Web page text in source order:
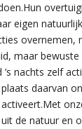
eigen
overnemen,
maar
nachts zelf
daarvan
de natuur en